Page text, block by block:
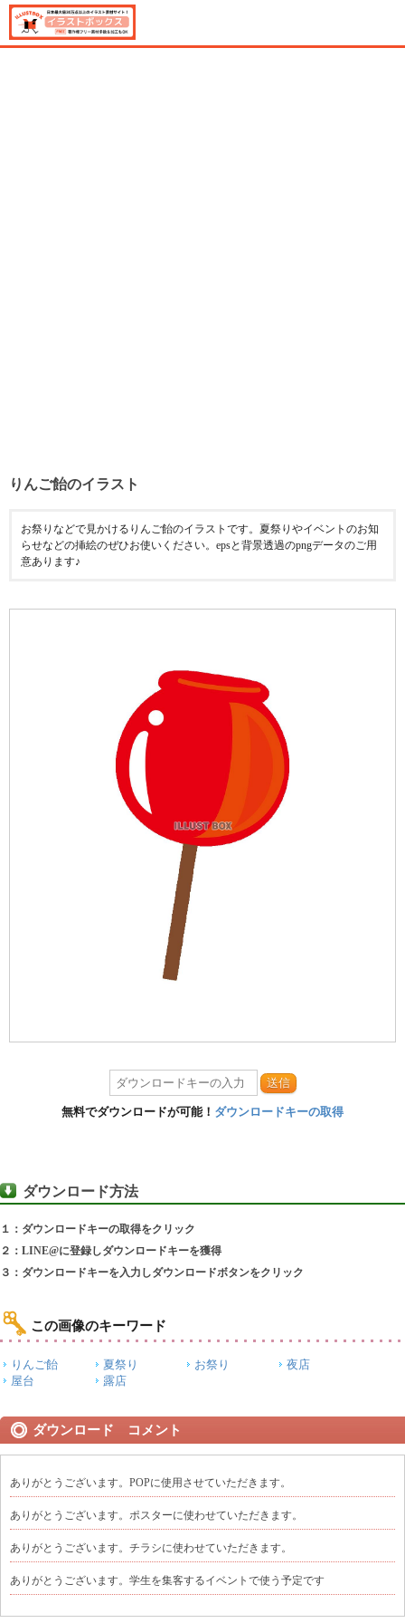
りんご飴のイラスト
お祭りなどで見かけるりんご飴のイラストです。夏祭りやイベントのお知
らせなどの挿絵のぜひお使いください。epsと背景透過のpngデータのご用
意あります♪
送信
無料でダウンロードが可能！ ダウンロードキーの取得
ダウンロード方法
１：ダウンロードキーの取得をクリック
２：LINE@に登録しダウンロードキーを獲得
３：ダウンロードキーを入力しダウンロードボタンをクリック
この画像のキーワード
りんご飴 夏祭り お祭り
夜店
屋台
露店
ダウンロード コメント
ありがとうございます。POPに使用させていただきます。
ありがとうございます。ポスターに使わせていただきます。
ありがとうございます。チラシに使わせていただきます。
ありがとうございます。学生を集客するイベントで使う予定です